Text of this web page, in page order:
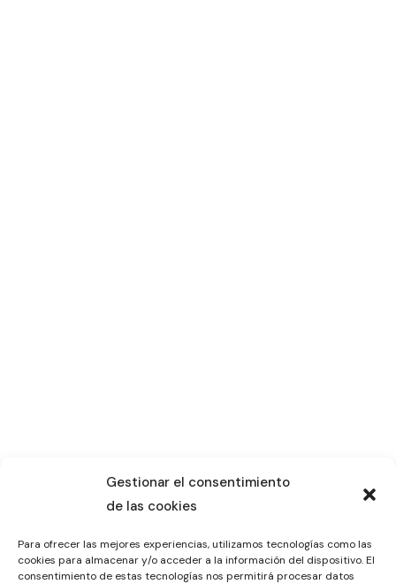
Gestionar el consentimiento
de las cookies
Para ofrecer las mejores experiencias, utilizamos tecnologías como las
cookies para almacenar y/o acceder a la información del dispositivo. El
consentimiento de estas tecnologías nos permitirá procesar datos